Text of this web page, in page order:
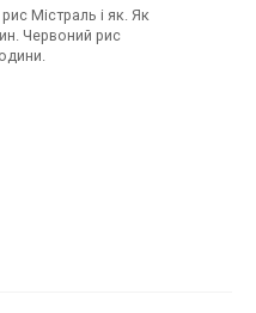
Містраль і як. Як
Червоний рис